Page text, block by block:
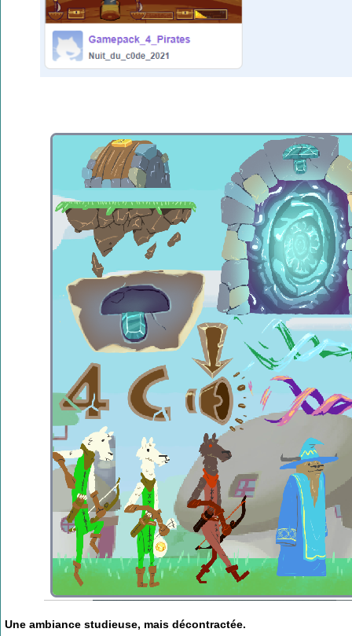
Une ambiance studieuse, mais décontractée.